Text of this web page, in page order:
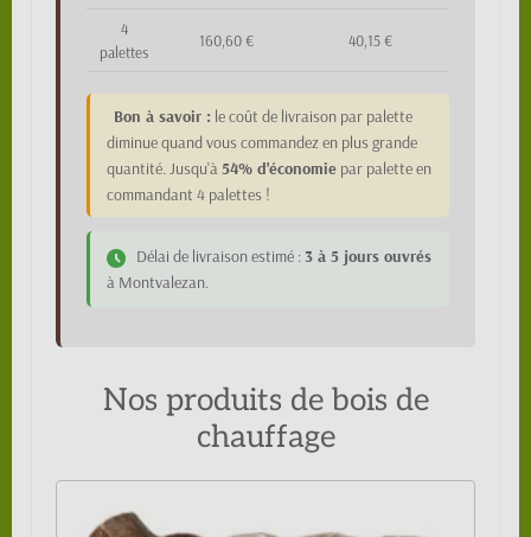
4
palettes
160,60 € 40,15 €
Bon à savoir : le coût de livraison par palette
diminue quand vous commandez en plus grande
quantité. Jusqu'à54% d'économie par palette en
commandant 4 palettes !
Délai de livraison estimé : 3 à 5 jours ouvrés
à Montvalezan.
Nos produits de bois de
chauffage